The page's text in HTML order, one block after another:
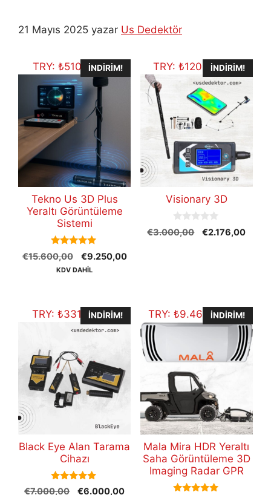
21 Mayıs 2025 yazar Us Dedektör
TRY: ₺510.516,75
İNDIRIM!
Tekno Us 3D Plus
Yeraltı Görüntüleme
Sistemi
5.00
out of 5
€15.600,00
Orijinal
fiyat:
€9.250,00Şu
KDV DAHİL
TRY: ₺120.095,62
İNDIRIM!
Visionary 3D
0
o
€3.000,00
Orijinal
€2.176,00Şu
TRY: ₺331.146,00
İNDIRIM!
Black Eye Alan Tarama
Cihazı
5.00
€7.000,00 Orijinal
€6.000,00Şu
TRY:₺9.469.671,78
İNDIRIM!
Mala Mira HDR Yeraltı
Saha Görüntüleme 3D
Imaging Radar GPR